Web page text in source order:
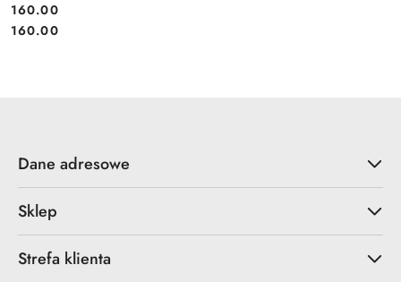
Cena:
160.00
Cena:
160.00
Dane adresowe
Sklep
Strefa klienta